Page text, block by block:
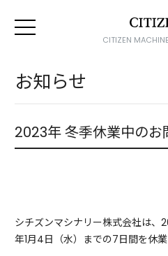
CITIZEN
お知らせ
2023年 冬季休業中のお
シチズンマシナリー株式会社は、
年1月4日（水）までの7日間を休